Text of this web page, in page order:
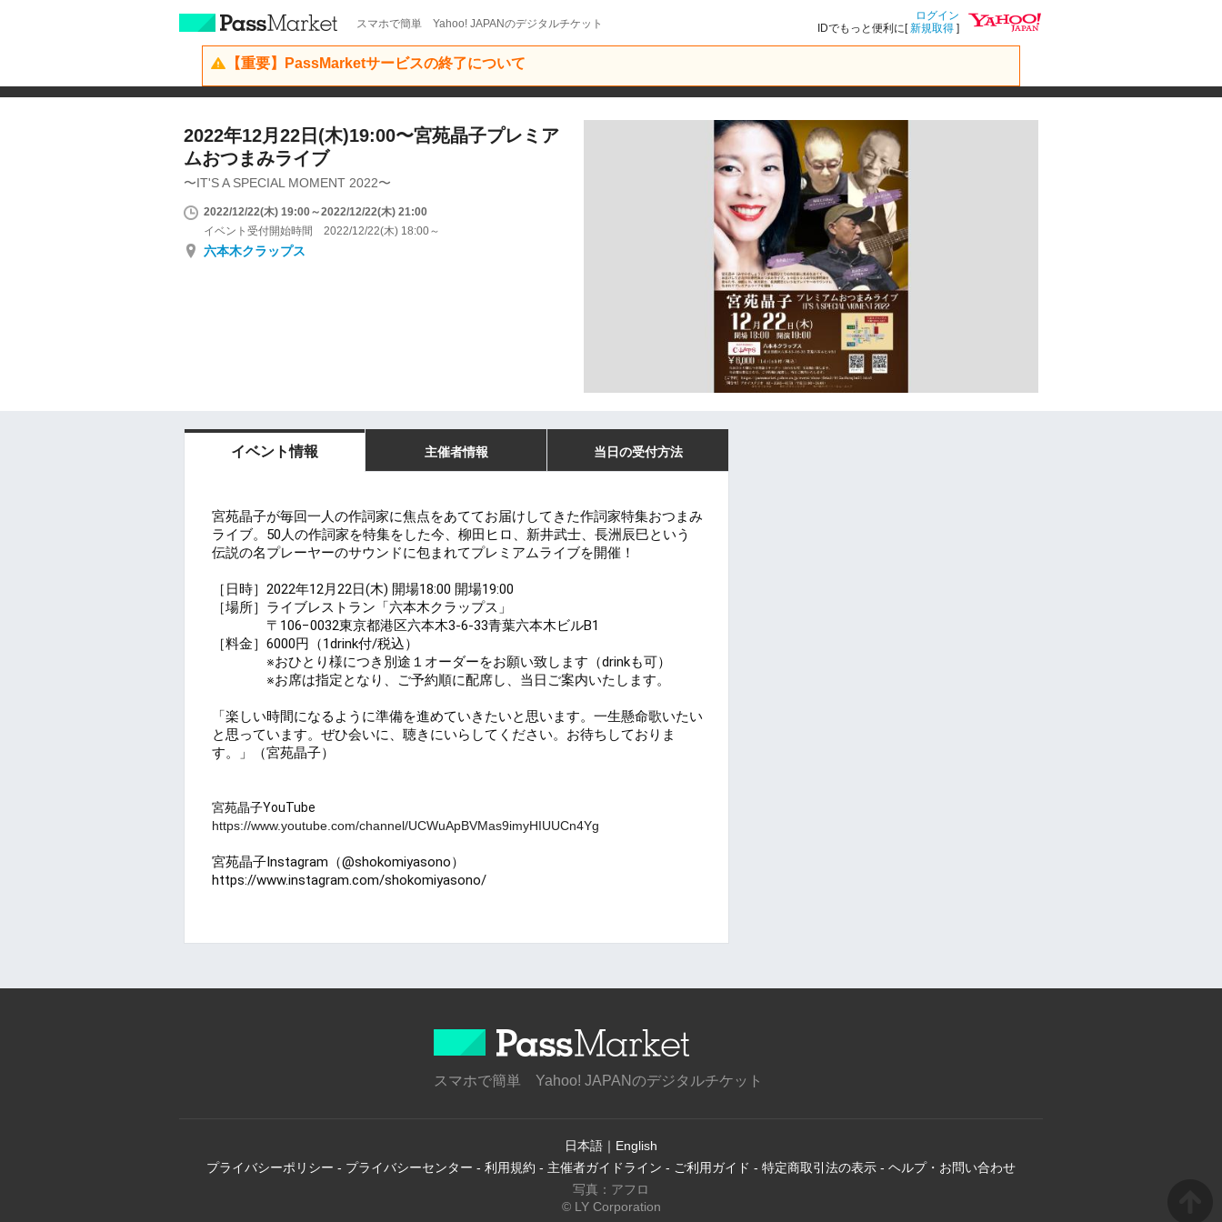
スマホで簡単 Yahoo! JAPANのデジタルチケット
ログイン
IDでもっと便利に[新規取得 ]
【重要】PassMarketサービスの終了について
2022年12月22日(木)19:00〜宮苑晶子プレミア
ムおつまみライブ
〜IT'S A SPECIAL MOMENT 2022〜
2022/12/22(木) 19:00～2022/12/22(木) 21:00
イベント受付開始時間 2022/12/22(木) 18:00～
六本木クラップス
イベント情報 主催者情報 当日の受付方法
宮苑晶子が毎回一人の作詞家に焦点をあててお届けしてきた作詞家特集おつまみ
ライブ。50人の作詞家を特集をした今、柳田ヒロ、新井武士、長洲辰巳という
伝説の名プレーヤーのサウンドに包まれてプレミアムライブを開催！
［日時］2022年12月22日(木) 開場18:00 開場19:00
［場所］ライブレストラン「六本木クラップス」
〒106−0032東京都港区六本木3-6-33青葉六本木ビルB1
［料金］6000円（1drink付/税込）
※おひとり様につき別途１オーダーをお願い致します（drinkも可）
※お席は指定となり、ご予約順に配席し、当日ご案内いたします。
「楽しい時間になるように準備を進めていきたいと思います。一生懸命歌いたい
と思っています。ぜひ会いに、聴きにいらしてください。お待ちしておりま
す。」（宮苑晶子）
宮苑晶子YouTube
https://www.youtube.com/channel/UCWuApBVMas9imyHIUUCn4Yg
宮苑晶子Instagram（@shokomiyasono）
https://www.instagram.com/shokomiyasono/
スマホで簡単 Yahoo! JAPANのデジタルチケット
日本語 ｜ English
プライバシーポリシー - プライバシーセンター - 利用規約 - 主催者ガイドライン - ご利用ガイド - 特定商取引法の表示 - ヘルプ・お問い合わせ
写真：アフロ
© LY Corporation